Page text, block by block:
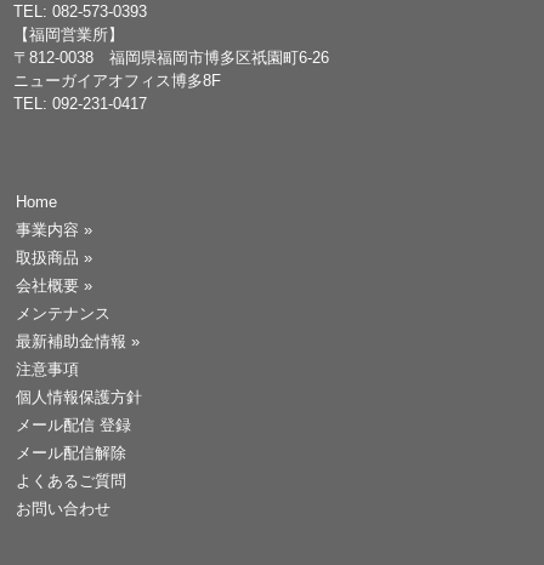
TEL: 082-573-0393
【福岡営業所】
〒812-0038 福岡県福岡市博多区祇園町6-26
ニューガイアオフィス博多8F
TEL: 092-231-0417
Home
事業内容 »
取扱商品 »
会社概要 »
メンテナンス
最新補助金情報 »
注意事項
個人情報保護方針
メール配信 登録
メール配信解除
よくあるご質問
お問い合わせ